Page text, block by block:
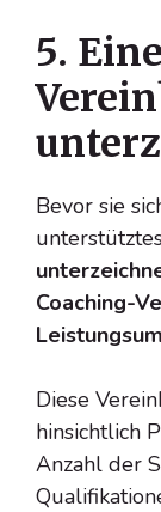
5.
Bevor sie
Coaching-
Diese
hinsichtlich
Anzahl der